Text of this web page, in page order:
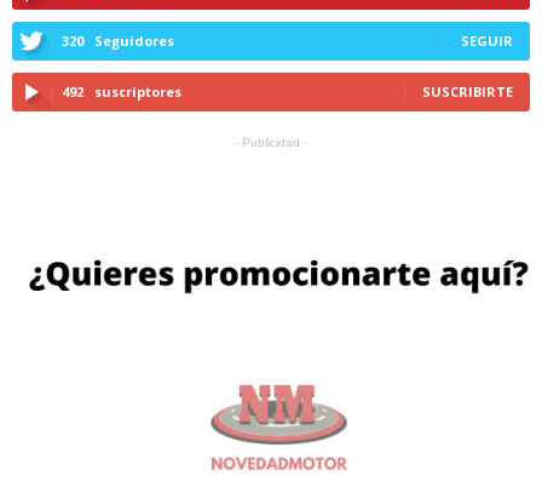
320 Seguidores SEGUIR
492 suscriptores SUSCRIBIRTE
- Publicidad -